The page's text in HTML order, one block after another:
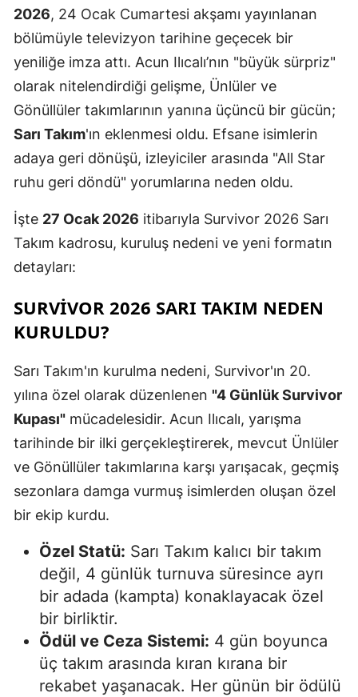
2026, 24 Ocak Cumartesi akşamı yayınlanan
bölümüyle televizyon tarihine geçecek bir
yeniliğe imza attı. Acun Ilıcalı’nın "büyük sürpriz"
olarak nitelendirdiği gelişme, Ünlüler ve
Gönüllüler takımlarının yanına üçüncü bir gücün;
Sarı Takım'ın eklenmesi oldu. Efsane isimlerin
adaya geri dönüşü, izleyiciler arasında "All Star
ruhu geri döndü" yorumlarına neden oldu.
İşte 27 Ocak 2026 itibarıyla Survivor 2026 Sarı
Takım kadrosu, kuruluş nedeni ve yeni formatın
detayları:
SURVIVOR 2026 SARI TAKIM NEDEN
KURULDU?
Sarı Takım'ın kurulma nedeni, Survivor'ın 20.
yılına özel olarak düzenlenen "4 Günlük Survivor
Kupası" mücadelesidir. Acun Ilıcalı, yarışma
tarihinde bir ilki gerçekleştirerek, mevcut Ünlüler
ve Gönüllüler takımlarına karşı yarışacak, geçmiş
sezonlara damga vurmuş isimlerden oluşan özel
bir ekip kurdu.
Özel Statü: Sarı Takım kalıcı bir takım
değil, 4 günlük turnuva süresince ayrı
bir adada (kampta) konaklayacak özel
bir birliktir.
Ödül ve Ceza Sistemi: 4 gün boyunca
üç takım arasında kıran kırana bir
rekabet yaşanacak. Her günün bir ödülü